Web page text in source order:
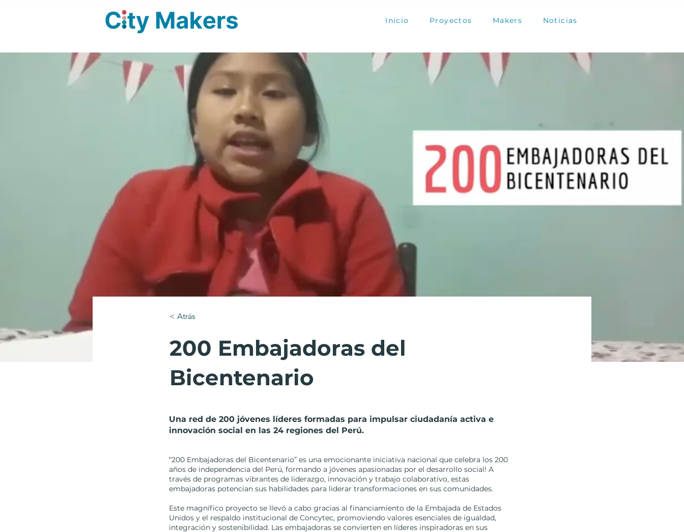
Inicio Proyectos Makers Noticias
< Atrás
200 Embajadoras del
Bicentenario
Una red de 200 jóvenes líderes formadas para impulsar ciudadanía activa e
innovación social en las 24 regiones del Perú.
“200 Embajadoras del Bicentenario” es una emocionante iniciativa nacional que celebra los 200
años de independencia del Perú, formando a jóvenes apasionadas por el desarrollo social! A
través de programas vibrantes de liderazgo, innovación y trabajo colaborativo, estas
embajadoras potencian sus habilidades para liderar transformaciones en sus comunidades.
Este magnífico proyecto se llevó a cabo gracias al financiamiento de la Embajada de Estados
Unidos y el respaldo institucional de Concytec, promoviendo valores esenciales de igualdad,
integración y sostenibilidad. Las embajadoras se convierten en líderes inspiradoras en sus